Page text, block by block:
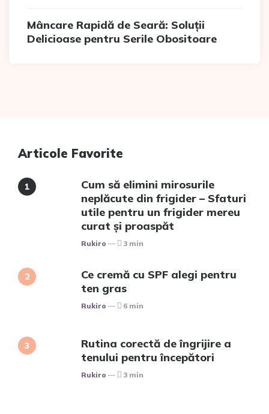
Mâncare Rapidă de Seară: Soluții
Delicioase pentru Serile Obositoare
Articole Favorite
Cum să elimini mirosurile
neplăcute din frigider – Sfaturi
utile pentru un frigider mereu
curat și proaspăt
Posted
Rukiro 3 min
Ce cremă cu SPF alegi pentru
ten gras
Posted
Rukiro 6 min
Rutina corectă de îngrijire a
tenului pentru începători
Posted
Rukiro 3 min